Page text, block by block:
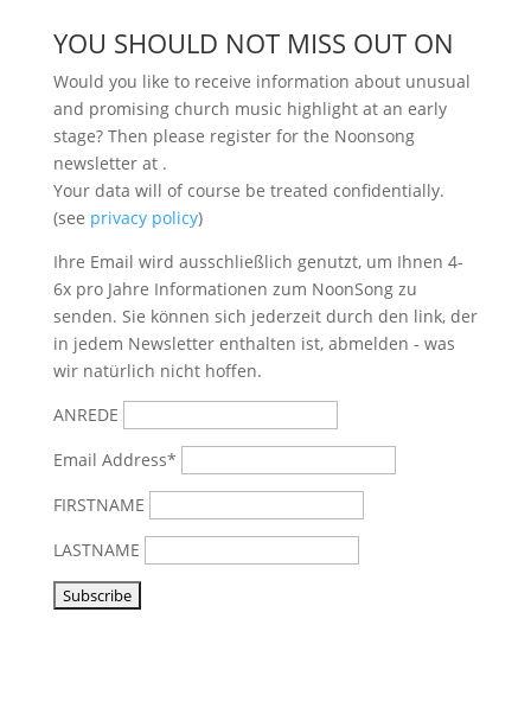
YOU SHOULD NOT MISS OUT ON
Would you like to receive information about unusual
and promising church music highlight at an early
stage? Then please register for the Noonsong
newsletter at .
Your data will of course be treated confidentially.
(see privacy policy)
Ihre Email wird ausschließlich genutzt, um Ihnen 4-
6x pro Jahre Informationen zum NoonSong zu
senden. Sie können sich jederzeit durch den link, der
in jedem Newsletter enthalten ist, abmelden - was
wir natürlich nicht hoffen.
ANREDE
Email Address*
FIRSTNAME
LASTNAME